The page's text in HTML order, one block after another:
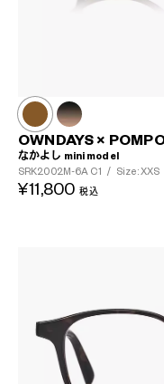
OWNDAYS ×
なかよし mini model
SRK2002M-6A C1 / Size: XXS
¥11,800 税込